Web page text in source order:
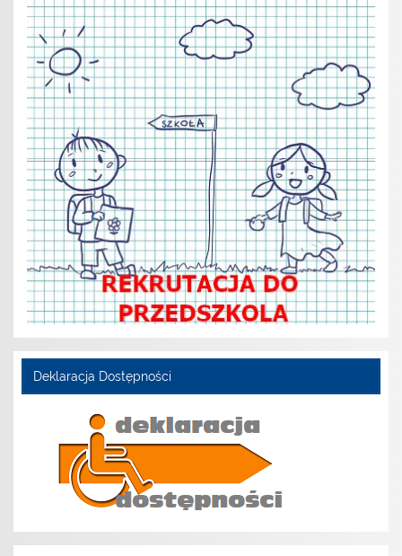
Deklaracja Dostępności